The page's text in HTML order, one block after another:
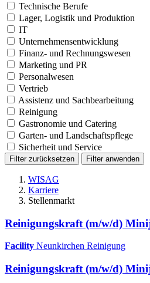
Technische Berufe
Lager, Logistik und Produktion
IT
Unternehmensentwicklung
Finanz- und Rechnungswesen
Marketing und PR
Personalwesen
Vertrieb
Assistenz und Sachbearbeitung
Reinigung
Gastronomie und Catering
Garten- und Landschaftspflege
Sicherheit und Service
Filter zurücksetzen Filter anwenden
WISAG
Karriere
Stellenmarkt
Reinigungskraft (m/w/d)
Facility Neunkirchen Reinigung
Reinigungskraft (m/w/d)